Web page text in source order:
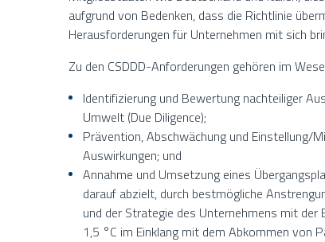
aufgrund von Bedenken, dass die Richtlinie
Herausforderungen für Unternehmen mit sich
Zu den CSDDD-Anforderungen gehören im
Identifizierung und Bewertung nachteiliger
Umwelt (Due Diligence);
Prävention, Abschwächung und Einstellung/
Auswirkungen; und
Annahme und Umsetzung eines
darauf abzielt, durch bestmögliche
und der Strategie des Unternehmens mit der
1,5 °C im Einklang mit dem Abkommen von